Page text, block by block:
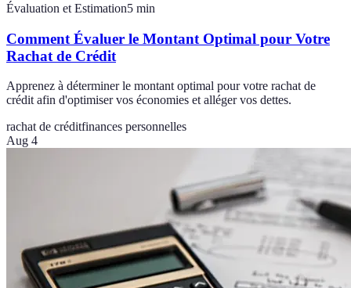
Évaluation et Estimation5 min
Comment Évaluer le Montant Optimal pour Votre
Rachat de Crédit
Apprenez à déterminer le montant optimal pour votre rachat de
crédit afin d'optimiser vos économies et alléger vos dettes.
rachat de créditfinances personnelles
Aug 4